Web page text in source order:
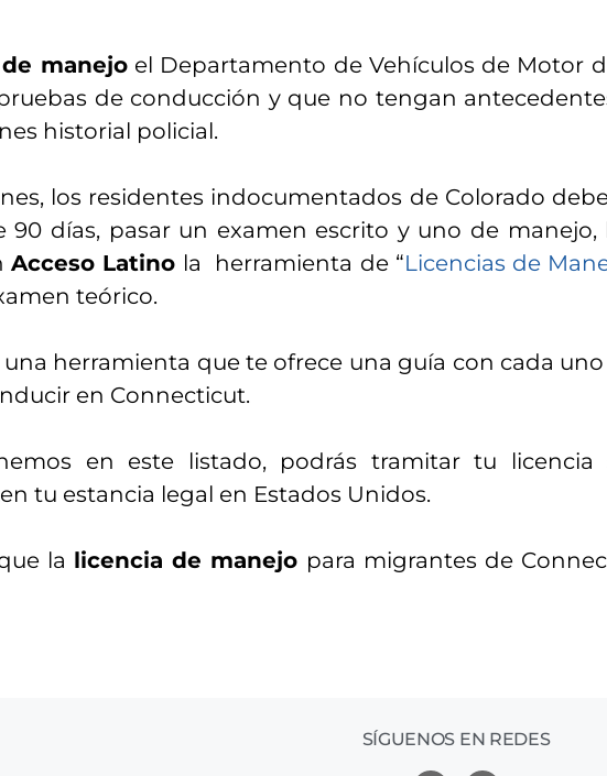
manejoel Departamento de Vehículos de Motor
de conducción y que no tengan
historial policial.
los residentes indocumentados de Colorado
días, pasar un examen escrito y uno de
Acceso Latino la herramienta de “Licencias de
teórico.
una herramienta que te ofrece una guía con cada
en Connecticut.
en este listado, podrás tramitar tu
tu estancia legal en Estados Unidos.
la licencia de manejo para migrantes de
SÍGUENOS EN REDES